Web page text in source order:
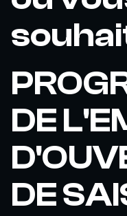
DE
DE